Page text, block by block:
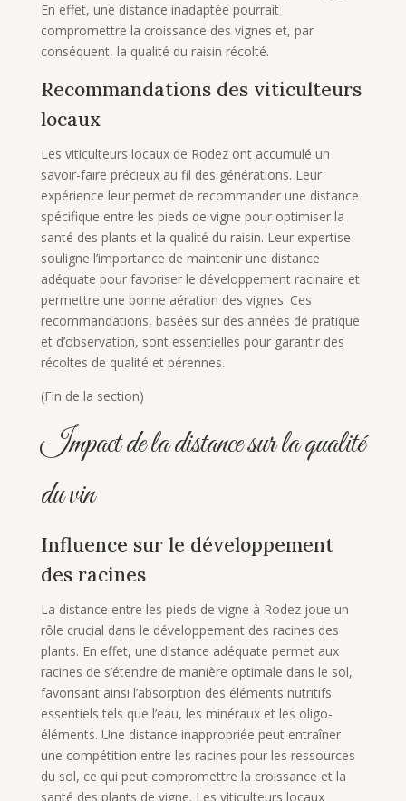
En effet, une distance inadaptée pourrait
compromettre la croissance des vignes et, par
conséquent, la qualité du raisin récolté.
Recommandations des viticulteurs
locaux
Les viticulteurs locaux de Rodez ont accumulé un
savoir-faire précieux au fil des générations. Leur
expérience leur permet de recommander une distance
spécifique entre les pieds de vigne pour optimiser la
santé des plants et la qualité du raisin. Leur expertise
souligne l’importance de maintenir une distance
adéquate pour favoriser le développement racinaire et
permettre une bonne aération des vignes. Ces
recommandations, basées sur des années de pratique
et d’observation, sont essentielles pour garantir des
récoltes de qualité et pérennes.
(Fin de la section)
Impact de la distance sur la qualité
du vin
Influence sur le développement
des racines
La distance entre les pieds de vigne à Rodez joue un
rôle crucial dans le développement des racines des
plants. En effet, une distance adéquate permet aux
racines de s’étendre de manière optimale dans le sol,
favorisant ainsi l’absorption des éléments nutritifs
essentiels tels que l’eau, les minéraux et les oligo-
éléments. Une distance inappropriée peut entraîner
une compétition entre les racines pour les ressources
du sol, ce qui peut compromettre la croissance et la
santé des plants de vigne. Les viticulteurs locaux